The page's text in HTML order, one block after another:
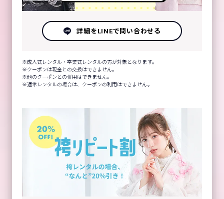
詳細をLINEで問い合わせる
成人式レンタル・卒業式レンタルの方が対象となります。
クーポンは現金との交換はできません。
他のクーポンとの併用はできません。
通常レンタルの場合は、クーポンの利用はできません。